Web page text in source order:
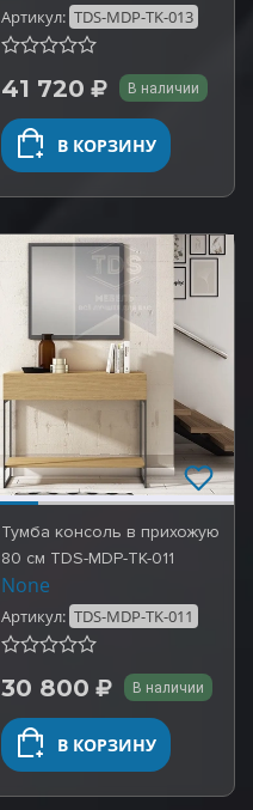
Артикул: TDS-MDP-TK-013
41 720 В наличии
В КОРЗИНУ
Тумба консоль в прихожую
80 см TDS-MDP-TK-011
None
Артикул: TDS-MDP-TK-011
30 800 В наличии
В КОРЗИНУ